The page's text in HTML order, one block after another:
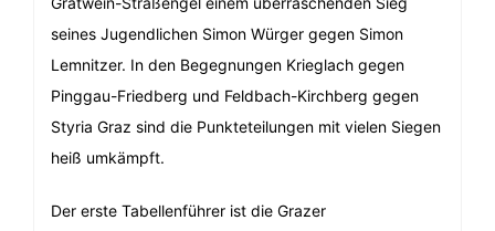
seines Jugendlichen Simon Würger gegen Simon
Lemnitzer. In den Begegnungen Krieglach gegen
Pinggau-Friedberg und Feldbach-Kirchberg gegen
Styria Graz sind die Punkteteilungen mit vielen Siegen
heiß umkämpft.
Der erste Tabellenführer ist die Grazer